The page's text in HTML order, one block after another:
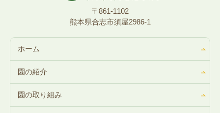
〒861-1102
熊本県合志市須屋2986-1
ホーム
園の紹介
園の取り組み